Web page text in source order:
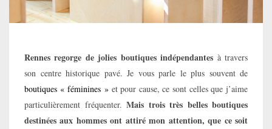
Rennes regorge de jolies boutiques indépendantes à travers
son centre historique pavé. Je vous parle le plus souvent de
boutiques « féminines » et pour cause, ce sont celles que j’aime
particulièrement fréquenter. Mais trois très belles boutiques
destinées aux hommes ont attiré mon attention, que ce soit